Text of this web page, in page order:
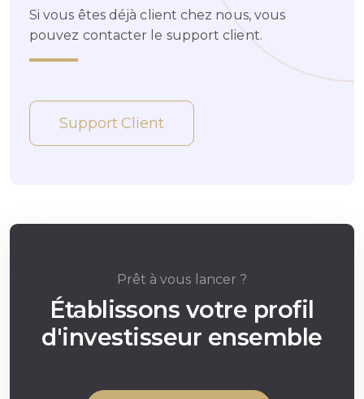
Si vous êtes déjà client chez nous, vous
pouvez contacter le support client.
Support Client
Prêt à vous lancer ?
Établissons votre profil
d'investisseur ensemble